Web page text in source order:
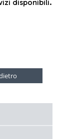
disponibili.